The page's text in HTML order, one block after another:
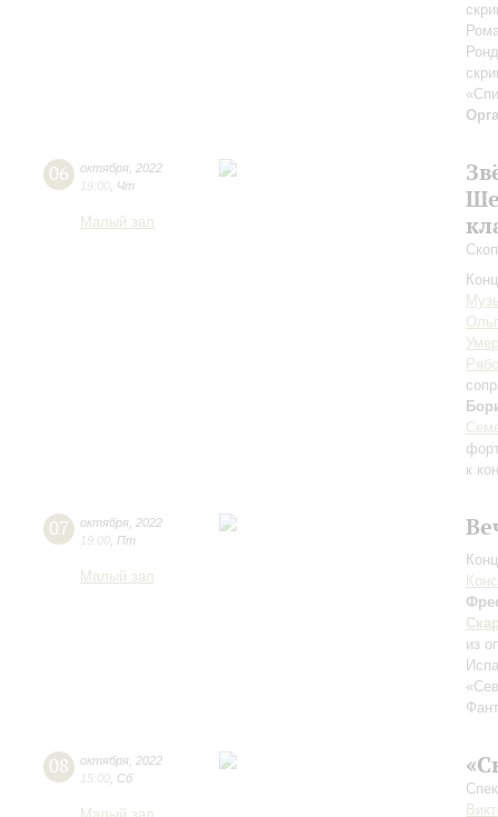
06 октября 2022
19:00 Чт
Малый зал
к
07 октября 2022
19:00 Пт
Малый зал
из
08 октября 2022
15:00 Сб